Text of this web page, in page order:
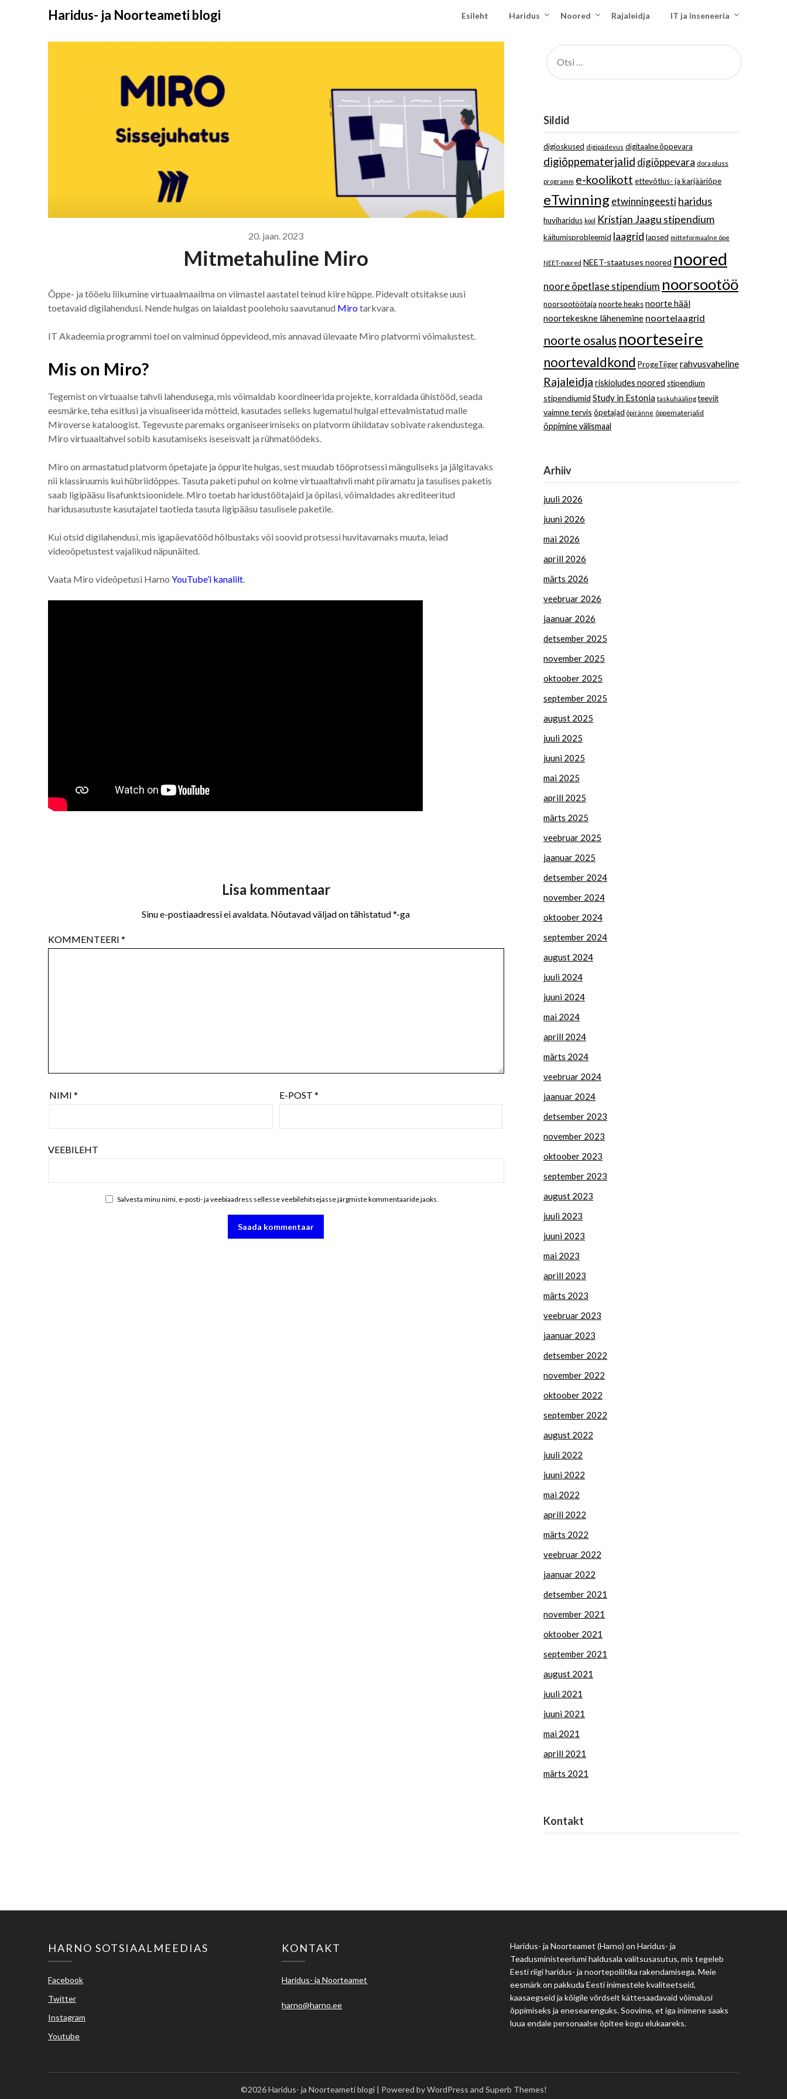
Haridus- ja Noorteameti blogi Esileht Haridus Noored Rajaleidja IT ja inseneeria
20. jaan. 2023
Mitmetahuline Miro
Õppe- ja tööelu liikumine virtuaalmaailma on viimastel aastatel teinud kiire hüppe. Pidevalt otsitakse uusi
toetavaid digilahendusi. Nende hulgas on laialdast poolehoiu saavutanud Mirotarkvara.
IT Akadeemia programmi toel on valminud õppevideod, mis annavad ülevaate Miro platvormi võimalustest.
Mis on Miro?
Tegemist on virtuaalse tahvli lahendusega, mis võimaldab koordineerida projekte, korraldada ühistööd, seada
eesmärke, teha esitlusi ja visualiseerida mõtteid, kasutades selleks lugematul hulgal ettevalmistatud malle
Miroverse kataloogist. Tegevuste paremaks organiseerimiseks on platvorm ühildatav sobivate rakendustega.
Miro virtuaaltahvel sobib kasutamiseks iseseisvalt ja rühmatöödeks.
Miro on armastatud platvorm õpetajate ja õppurite hulgas, sest muudab tööprotsessi mänguliseks ja jälgitavaks
nii klassiruumis kui hübriidõppes. Tasuta paketi puhul on kolme virtuaaltahvli maht piiramatu ja tasulises paketis
saab ligipääsu lisafunktsioonidele. Miro toetab haridustöötajaid ja õpilasi, võimaldades akrediteeritud
haridusasutuste kasutajatel taotleda tasuta ligipääsu tasulisele paketile.
Kui otsid digilahendusi, mis igapäevatööd hõlbustaks või soovid protsessi huvitavamaks muuta, leiad
videoõpetustest vajalikud näpunäited.
Vaata Miro videõpetusi Harno YouTube’i kanalilt
Lisa kommentaar
Sinu e-postiaadressi ei avaldata. Nõutavad väljad on tähistatud*-ga
KOMMENTEERI *
NIMI* E-POST *
VEEBILEHT
Salvesta minu nimi, e-posti- ja veebiaadress sellesse veebilehitsejasse järgmiste kommentaaride jaoks.
Sildid
digioskused digipädevus digitaalne õppevara
digiõppematerjalid digiõppevara dora pluss
programm e-koolikott ettevõtlus- ja karjääriõpe
eTwinning etwinningeestiharidus
huviharidus kool Kristjan Jaagu stipendium
käitumisprobleemid laagrid lapsed mitteformaalne õpe
NEET-noored NEET-staatuses noored noored
noore õpetlase stipendium noorsootöö
noorsootöötaja noorte heaksnoorte hääl
noortekeskne lähenemine noortelaagrid
noorte osalus noorteseire
noortevaldkond ProgeTiigerrahvusvaheline
Rajaleidja riskioludes noored stipendium
stipendiumid Study in Estonia taskuhääling teeviit
vaimne tervis õpetajad õpiränne õppematerjalid
õppimine välismaal
Arhiiv
juuli 2026
juuni 2026
mai 2026
aprill 2026
märts 2026
veebruar 2026
jaanuar 2026
detsember 2025
november 2025
oktoober 2025
september 2025
august 2025
juuli 2025
juuni 2025
mai 2025
aprill 2025
märts 2025
veebruar 2025
jaanuar 2025
detsember 2024
november 2024
oktoober 2024
september 2024
august 2024
juuli 2024
juuni 2024
mai 2024
aprill 2024
märts 2024
veebruar 2024
jaanuar 2024
detsember 2023
november 2023
oktoober 2023
september 2023
august 2023
juuli 2023
juuni 2023
mai 2023
aprill 2023
märts 2023
veebruar 2023
jaanuar 2023
detsember 2022
november 2022
oktoober 2022
september 2022
august 2022
juuli 2022
juuni 2022
mai 2022
aprill 2022
märts 2022
veebruar 2022
jaanuar 2022
detsember 2021
november 2021
oktoober 2021
september 2021
august 2021
juuli 2021
juuni 2021
mai 2021
aprill 2021
märts 2021
Kontakt
HARNO SOTSIAALMEEDIAS
Facebook
Twitter
Instagram
Youtube
KONTAKT
Haridus- ja Noorteamet
harno@harno.ee
Haridus- ja Noorteamet (Harno) on Haridus- ja
Teadusministeeriumi haldusala valitsusasutus, mis tegeleb
Eesti riigi haridus- ja noortepoliitika rakendamisega. Meie
eesmärk on pakkuda Eesti inimestele kvaliteetseid,
kaasaegseid ja kõigile võrdselt kättesaadavaid võimalusi
õppimiseks ja enesearenguks. Soovime, et iga inimene saaks
luua endale personaalse õpitee kogu elukaareks.
©2026 Haridus- ja Noorteameti blogi | Powered by WordPress and Superb Themes!